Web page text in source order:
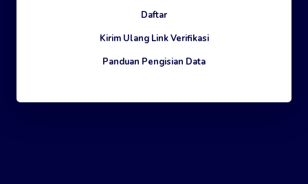
Daftar
Kirim Ulang Link Verifikasi
Panduan Pengisian Data